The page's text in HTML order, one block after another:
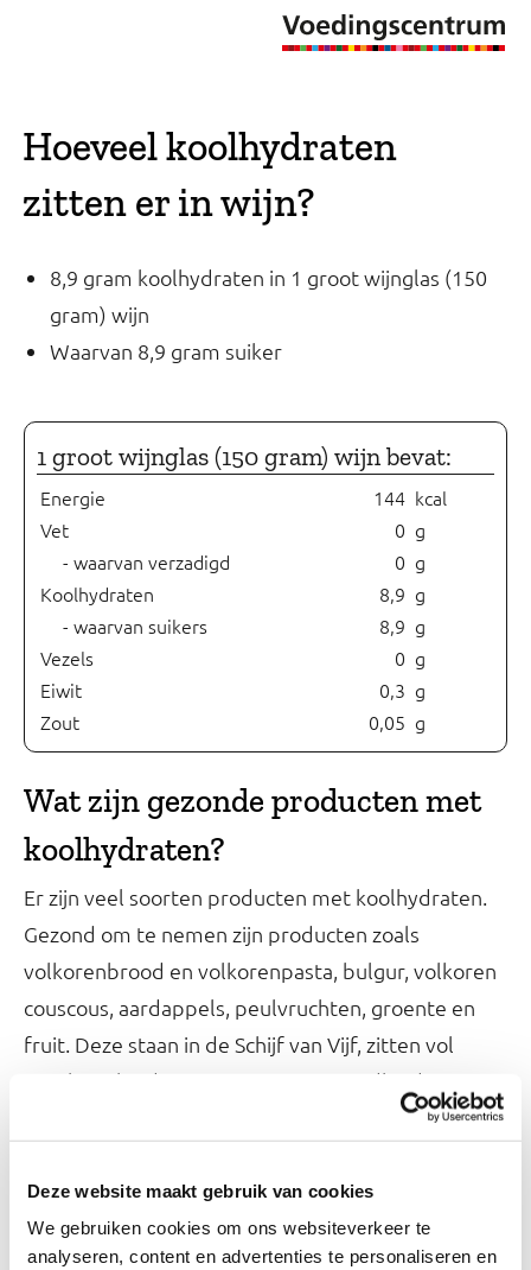
Deze website maakt gebruik van cookies
We gebruiken cookies om ons websiteverkeer te
analyseren, content en advertenties te personaliseren en
Hoeveel koolhydraten
zitten er in wijn?
8,9 gram koolhydraten in 1 groot wijnglas (150
gram) wijn
Waarvan 8,9 gram suiker
1 groot wijnglas (150 gram) wijn bevat:
Energie 144 kcal
Vet
0 g
- waarvan verzadigd
0 g
Koolhydraten
8,9 g
- waarvan suikers
8,9 g
Vezels
0 g
Eiwit
0,3 g
Zout
0,05 g
Wat zijn gezonde producten met
koolhydraten?
Er zijn veel soorten producten met koolhydraten.
Gezond om te nemen zijn producten zoals
volkorenbrood en volkorenpasta, bulgur, volkoren
couscous, aardappels, peulvruchten, groente en
fruit. Deze staan in de Schijf van Vijf, zitten vol
vezels en bieden winst voor je gezondheid.
Minder gezond zijn producten met veel
(toegevoegd) suiker en weinig goede
voedingstoffen zoals frisdrank, sap, koek en snoep.